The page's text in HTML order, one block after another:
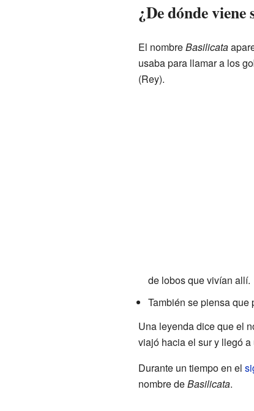
¿De dónde viene
El nombreBasilicata
usaba para llamar a los
(Rey).
de lobos que vivían allí.
También se piensa
Una leyenda dice que el
viajó hacia el sur y llegó
Durante un tiempo en el
nombre deBasilicata.